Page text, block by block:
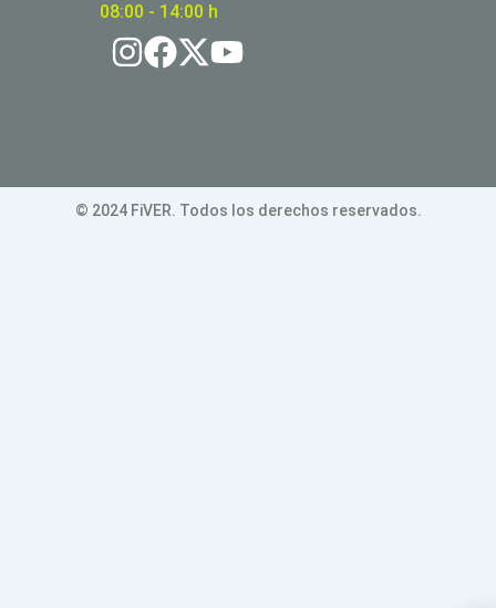
08:00 - 14:00 h
© 2024 FiVER. Todos los derechos reservados.